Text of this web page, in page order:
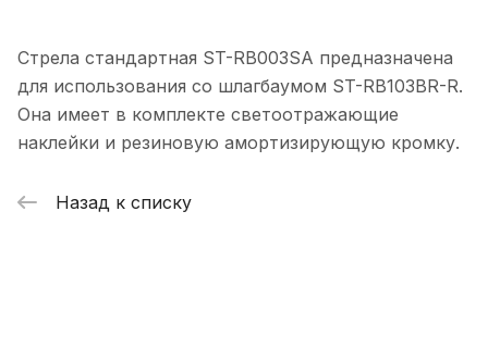
Стрела стандартная ST-RB003SA предназначена
для использования со шлагбаумом ST-RB103BR-R.
Она имеет в комплекте светоотражающие
наклейки и резиновую амортизирующую кромку.
Назад к списку